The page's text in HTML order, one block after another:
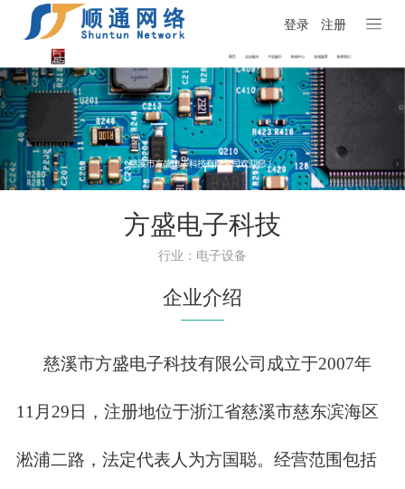
登录 注册
方盛电子科技
行业：电子设备
企业介绍
慈溪市方盛电子科技有限公司成立于2007年
11月29日，注册地位于浙江省慈溪市慈东滨海区
淞浦二路，法定代表人为方国聪。经营范围包括